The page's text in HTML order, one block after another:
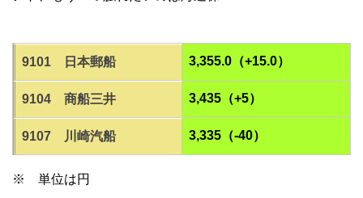
9101 日本郵船 3,355.0（+15.0）
9104 商船三井 3,435（+5）
9107 川崎汽船 3,335（-40）
※ 単位は円